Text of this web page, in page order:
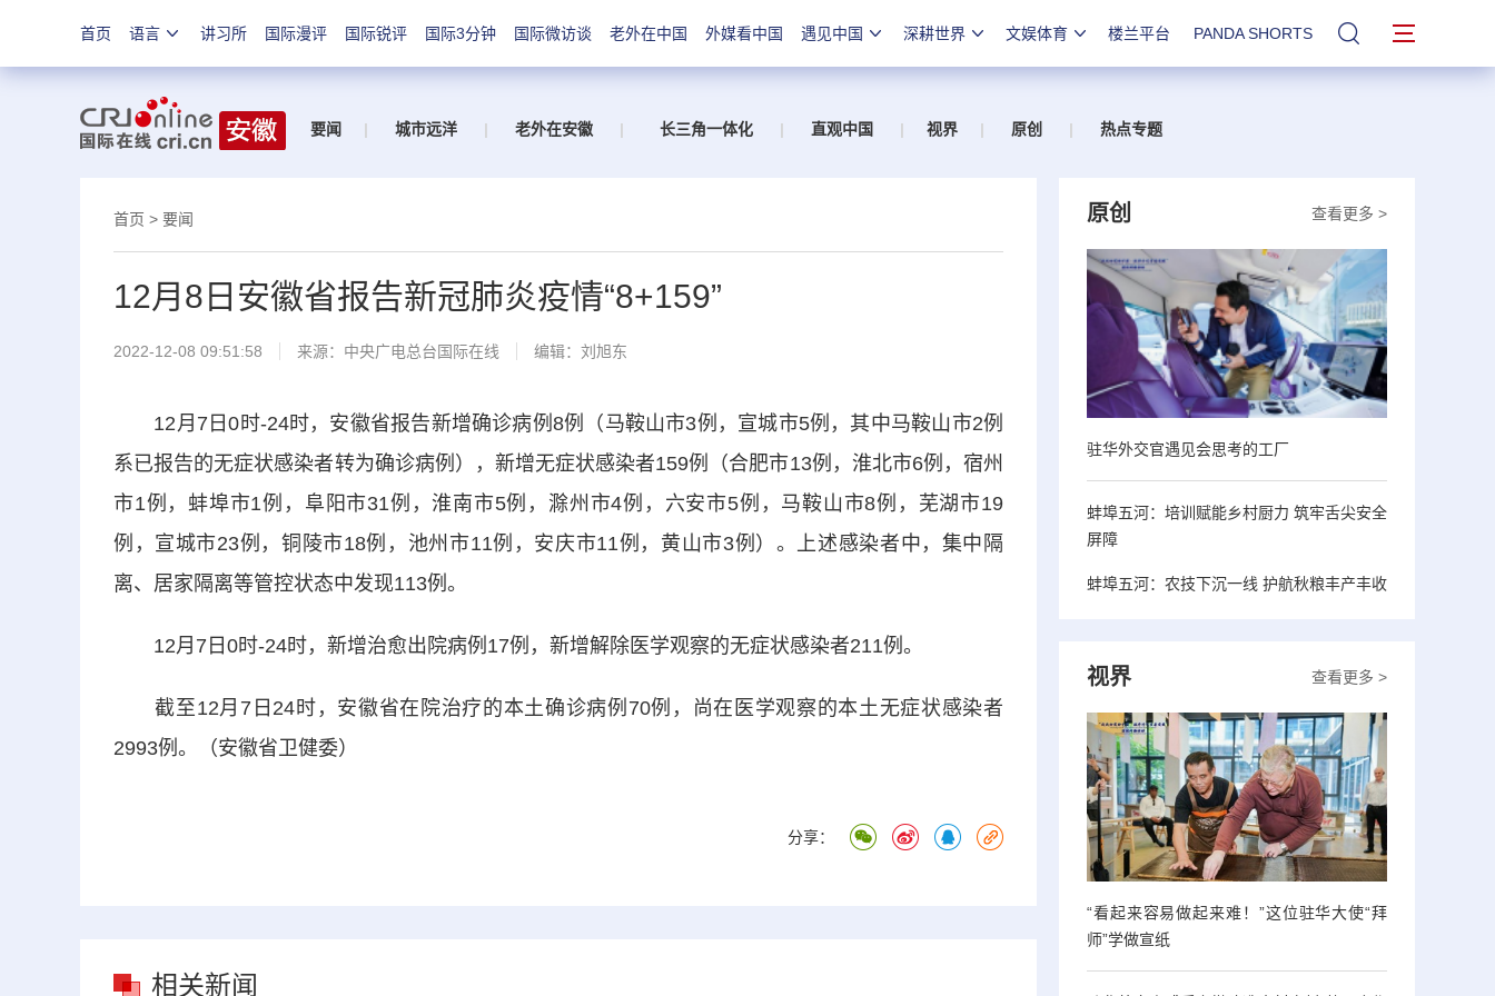
首页 语言 讲习所 国际漫评 国际锐评 国际3分钟 国际微访谈 老外在中国 外媒看中国 遇见中国 深耕世界 文娱体育 楼兰平台 PANDA SHORTS 站内搜索
要闻 | 城市远洋 | 老外在安徽 | 长三角一体化 | 直观中国 | 视界 | 原创 | 热点专题
首页 > 要闻
12月8日安徽省报告新冠肺炎疫情“8+159”
2022-12-08 09:51:58 来源：中央广电总台国际在线 编辑：刘旭东
12月7日0时-24时，安徽省报告新增确诊病例8例（马鞍山市3例，宣城市5例，其中马鞍山市2例
系已报告的无症状感染者转为确诊病例），新增无症状感染者159例（合肥市13例，淮北市6例，宿州
市1例，蚌埠市1例，阜阳市31例，淮南市5例，滁州市4例，六安市5例，马鞍山市8例，芜湖市19
例，宣城市23例，铜陵市18例，池州市11例，安庆市11例，黄山市3例）。上述感染者中，集中隔
离、居家隔离等管控状态中发现113例。
12月7日0时-24时，新增治愈出院病例17例，新增解除医学观察的无症状感染者211例。
截至12月7日24时，安徽省在院治疗的本土确诊病例70例，尚在医学观察的本土无症状感染者
2993例。（安徽省卫健委）
分享：
相关新闻
查看更多 >
原创
驻华外交官遇见会思考的工厂
蚌埠五河：培训赋能乡村厨力 筑牢舌尖安全
屏障
蚌埠五河：农技下沉一线 护航秋粮丰产丰收
查看更多 >
视界
“看起来容易做起来难！”这位驻华大使“拜
师”学做宣纸